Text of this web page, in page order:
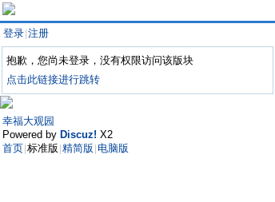
登录 注册
抱歉，您尚未登录，没有权限访问该版块
点击此链接进行跳转
幸福大观园
Powered by Discuz! X2
首页 标准版 精简版 电脑版